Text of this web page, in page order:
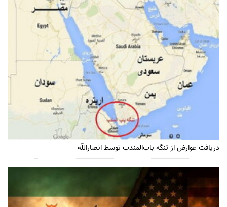
دریافت عوارض از تنگه باب‌المندب توسط انصاراللّه